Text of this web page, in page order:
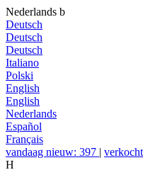
Nederlands b
Deutsch
Deutsch
Deutsch
Italiano
Polski
English
English
Nederlands
Español
Français
vandaag nieuw: 397 |
H